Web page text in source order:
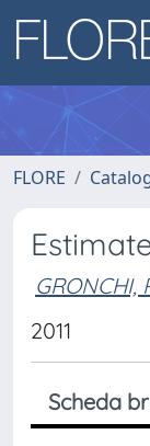
FLORE
GRONCHI,
2011
Scheda